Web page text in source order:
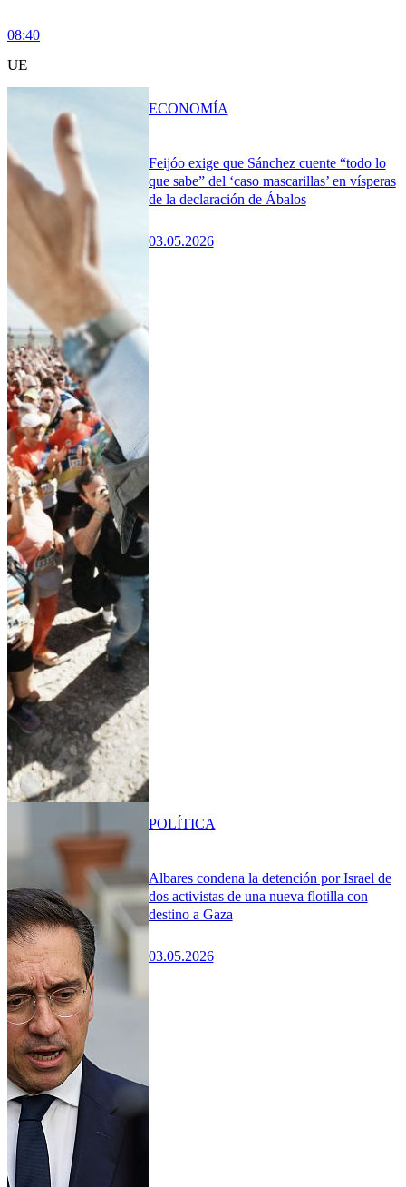
08:40
UE
Feijóo exige que Sánchez cuente “todo lo
que sabe” del ‘caso mascarillas’ en vísperas
de la declaración de Ábalos
03.05.2026
ECONOMÍA
Albares condena la detención por Israel de
dos activistas de una nueva flotilla con
destino a Gaza
03.05.2026
POLÍTICA